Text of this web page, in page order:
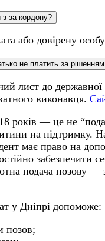
за кордону?
або довірену
не платить за
лист до державної
виконавця.
років — це не
на підтримку.
має право на
забезпечити
подача позову —
у Дніпрі допоможе:
позов;